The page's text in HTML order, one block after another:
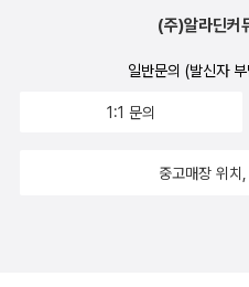
자기 숨을 불어넣는다. 그 장면 이
간의 충돌도 생동감을 얻는다. 앞
껴지기 시작한 것도 이 시점부터
고 있지만, 문체와 대사 덕분에 부
무르지 않는다. 그래서 설정이 많
지의 위트도 빼놓을 수 없다. ❛예
인 ❛노 써, 아이 돈 민 베이비❜호
아내기도. (이 소설은 기본적으
열은 지금 우리가 살아가는 세계
국 맞이하게 되는 필연적인 결말
(주)알라딘커
일반문의 (발신자 부
1:1 문의
중고매장 위치